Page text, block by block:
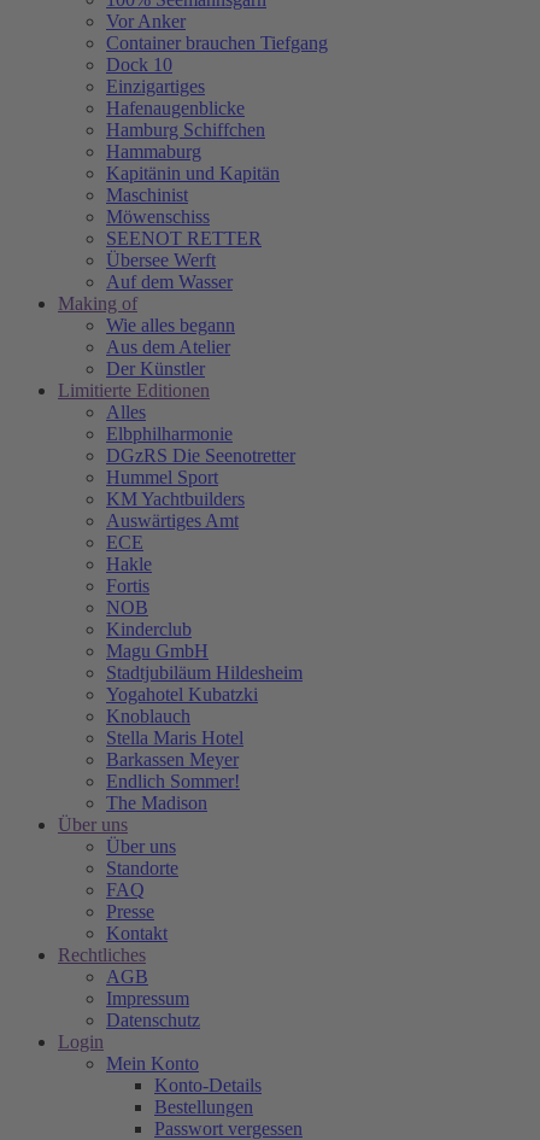
Vor Anker
Container brauchen Tiefgang
Dock 10
Einzigartiges
Hafenaugen­blicke
Hamburg Schiffchen
Hammaburg
Kapitänin und Kapitän
Maschinist
Möwenschiss
SEENOT RETTER
Übersee Werft
Auf dem Wasser
Making of
Wie alles begann
Aus dem Atelier
Der Künstler
Limitierte Editionen
Alles
Elbphilharmonie
DGzRS Die Seenotretter
Hummel Sport
KM Yachtbuilders
Auswärtiges Amt
ECE
Hakle
Fortis
NOB
Kinderclub
Magu GmbH
Stadtjubiläum Hildesheim
Yogahotel Kubatzki
Knoblauch
Stella Maris Hotel
Barkassen Meyer
Endlich Sommer!
The Madison
Über uns
Über uns
Standorte
FAQ
Presse
Kontakt
Rechtliches
AGB
Impressum
Datenschutz
Login
Mein Konto
Konto-Details
Bestellungen
Passwort vergessen